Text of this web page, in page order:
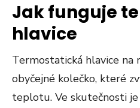
Jak funguje
hlavice
Termostatická hlavice na
obyčejné kolečko, které
teplotu. Ve skutečnosti